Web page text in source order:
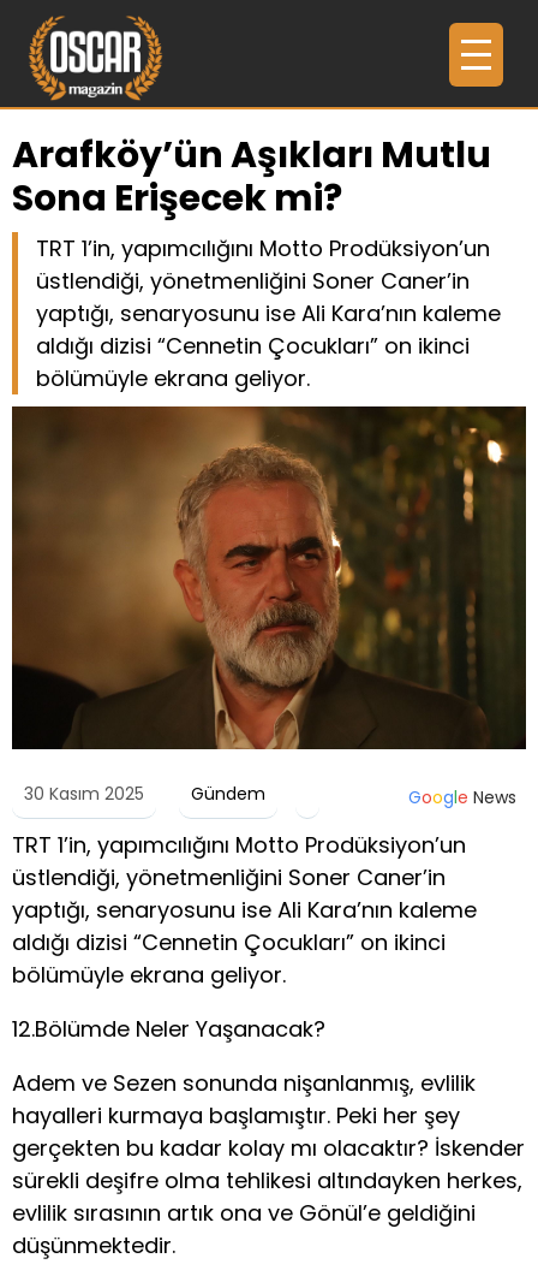
Arafköy’ün Aşıkları Mutlu
Sona Erişecek mi?
TRT 1’in, yapımcılığını Motto Prodüksiyon’un
üstlendiği, yönetmenliğini Soner Caner’in
yaptığı, senaryosunu ise Ali Kara’nın kaleme
aldığı dizisi “Cennetin Çocukları” on ikinci
bölümüyle ekrana geliyor.
30 Kasım 2025 Gündem Google News
TRT 1’in, yapımcılığını Motto Prodüksiyon’un
üstlendiği, yönetmenliğini Soner Caner’in
yaptığı, senaryosunu ise Ali Kara’nın kaleme
aldığı dizisi “Cennetin Çocukları” on ikinci
bölümüyle ekrana geliyor.
12.Bölümde Neler Yaşanacak?
Adem ve Sezen sonunda nişanlanmış, evlilik
hayalleri kurmaya başlamıştır. Peki her şey
gerçekten bu kadar kolay mı olacaktır? İskender
sürekli deşifre olma tehlikesi altındayken herkes,
evlilik sırasının artık ona ve Gönül’e geldiğini
düşünmektedir.